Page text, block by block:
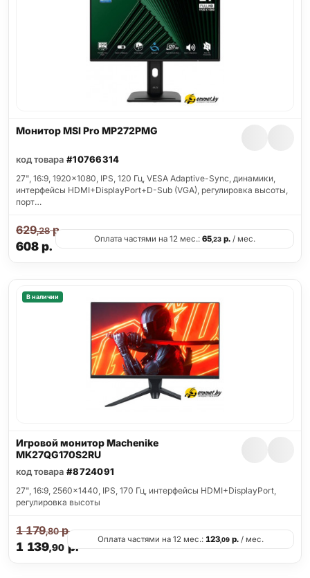
Монитор MSI Pro MP272PMG
код товара #10766314
27", 16:9, 1920x1080, IPS, 120 Гц, VESA Adaptive-Sync, динамики,
интерфейсы HDMI+DisplayPort+D-Sub (VGA), регулировка высоты,
порт…
608р.
629,28р.
Оплата частями на 12 мес.: 65,23р./ мес.
В наличии
Игровой монитор Machenike
MK27QG170S2RU
код товара #8724091
27", 16:9, 2560x1440, IPS, 170 Гц, интерфейсы HDMI+DisplayPort,
регулировка высоты
1 139,90 р.
1 179,80р.
Оплата частями на 12 мес.: 123,09р./ мес.